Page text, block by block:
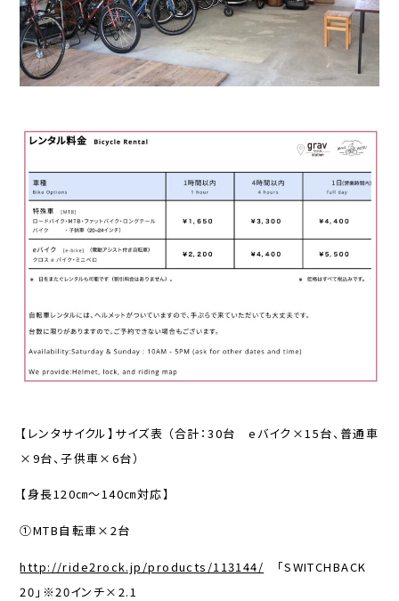
【レンタサイクル】サイズ表 （合計：30台 eバイク×15台、普通車
×9台、子供車×6台）
【身長120㎝～140㎝対応】
①MTB自転車×2台
http://ride2rock.jp/products/113144/ 「SWITCHBACK
20」※20インチ×2.1